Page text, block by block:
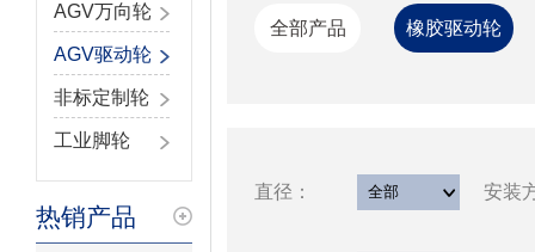
AGV万向轮
AGV驱动轮
非标定制轮
工业脚轮
热销产品
全部产品 橡胶驱动轮
直径： 安装